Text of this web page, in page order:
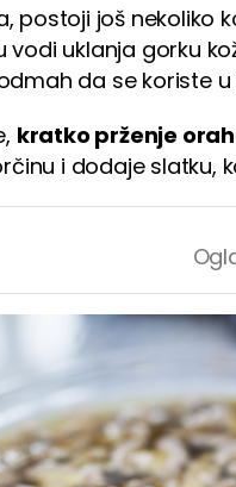
postoji još nekoliko
vodi uklanja gorku
da se koriste
kratko prženje
i dodaje slatku,